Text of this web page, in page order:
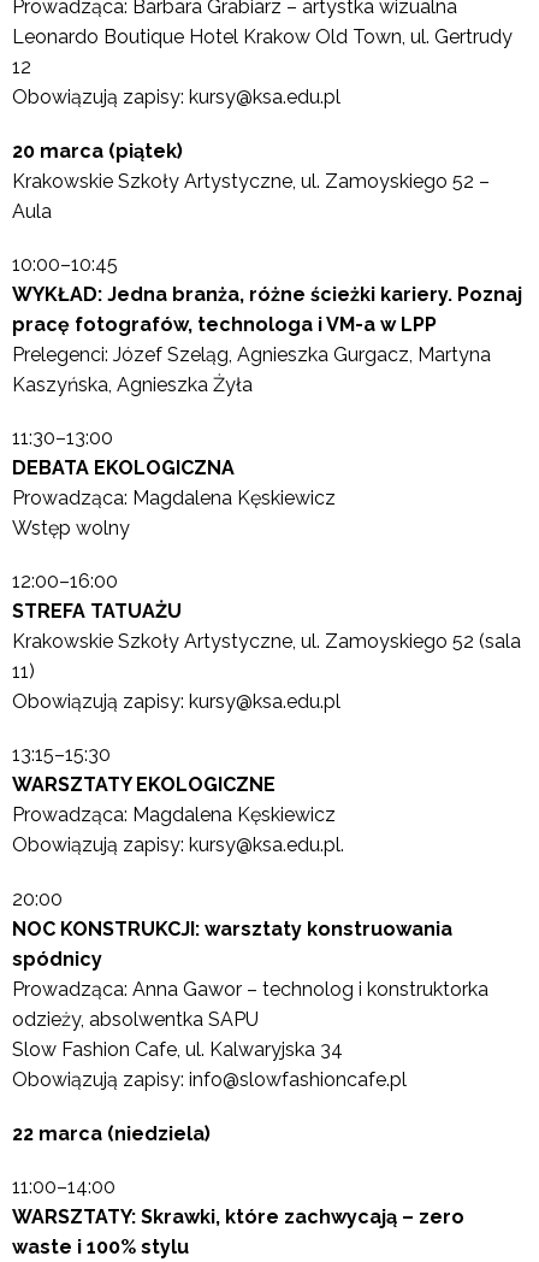
Prowadząca: Barbara Grabiarz – artystka wizualna
Leonardo Boutique Hotel Krakow Old Town, ul. Gertrudy
12
Obowiązują zapisy: kursy@ksa.edu.pl
20 marca (piątek)
Krakowskie Szkoły Artystyczne, ul. Zamoyskiego 52 –
Aula
10:00–10:45
WYKŁAD: Jedna branża, różne ścieżki kariery. Poznaj
pracę fotografów, technologa i VM-a w LPP
Prelegenci: Józef Szeląg, Agnieszka Gurgacz, Martyna
Kaszyńska, Agnieszka Żyła
11:30–13:00
DEBATA EKOLOGICZNA
Prowadząca: Magdalena Kęskiewicz
Wstęp wolny
12:00–16:00
STREFA TATUAŻU
Krakowskie Szkoły Artystyczne, ul. Zamoyskiego 52 (sala
11)
Obowiązują zapisy: kursy@ksa.edu.pl
13:15–15:30
WARSZTATY EKOLOGICZNE
Prowadząca: Magdalena Kęskiewicz
Obowiązują zapisy: kursy@ksa.edu.pl.
20:00
NOC KONSTRUKCJI: warsztaty konstruowania
spódnicy
Prowadząca: Anna Gawor – technolog i konstruktorka
odzieży, absolwentka SAPU
Slow Fashion Cafe, ul. Kalwaryjska 34
Obowiązują zapisy: info@slowfashioncafe.pl
22 marca (niedziela)
11:00–14:00
WARSZTATY: Skrawki, które zachwycają – zero
waste i 100% stylu